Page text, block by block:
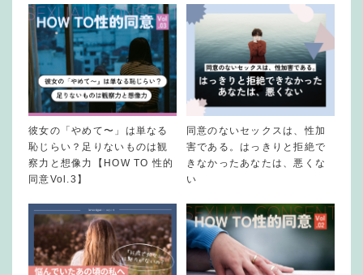
彼女の「やめて〜」は単なる
恥じらい？足りないものは観
察力と想像力【HOW TO 性的
同意Vol.3】
同意のないセックスは、性加
害である。はっきりと拒絶で
きなかったあなたは、悪くな
い